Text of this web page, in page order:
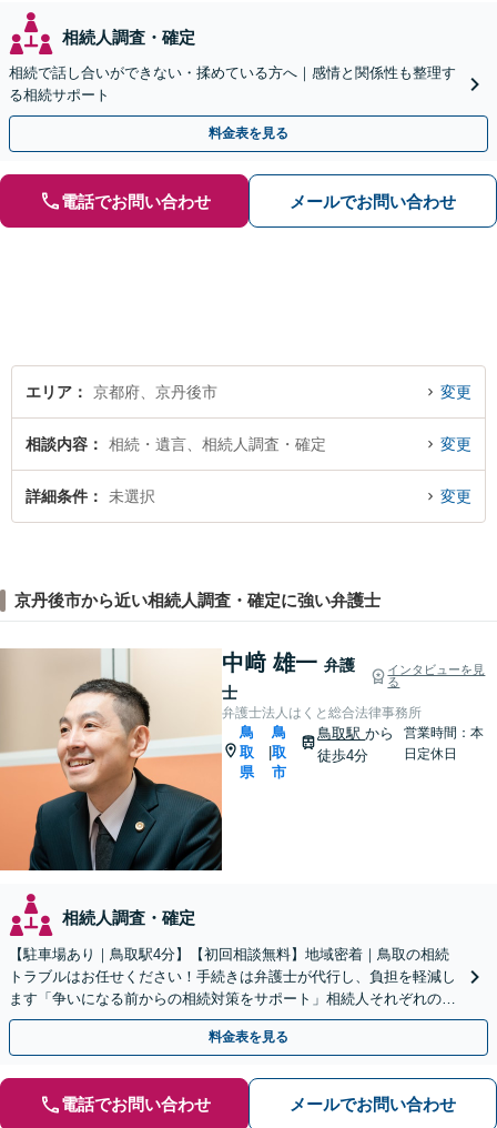
相続人調査・確定
相続で話し合いができない・揉めている方へ｜感情と関係性も整理す
る相続サポート
料金表を見る
電話でお問い合わせ メールでお問い合わせ
エリア 京都府、京丹後市 変更
相談内容 相続・遺言、相続人調査・確定 変更
詳細条件 未選択 変更
京丹後市から近い相続人調査・確定に強い弁護士
中﨑 雄一 弁護
士
インタビューを見
る
弁護士法人はくと総合法律事務所
鳥
取
県
鳥
取
市
鳥取駅から
徒歩4分
営業時間：本
日定休日
相続人調査・確定
【駐車場あり｜鳥取駅4分】【初回相談無料】地域密着｜鳥取の相続
トラブルはお任せください！手続きは弁護士が代行し、負担を軽減し
ます「争いになる前からの相続対策をサポート」相続人それぞれの立
場を尊重し、冷静に対立の解消を目指します。
料金表を見る
電話でお問い合わせ メールでお問い合わせ